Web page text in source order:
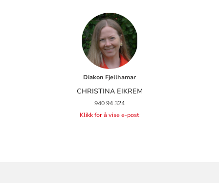
Diakon Fjellhamar
CHRISTINA EIKREM
940 94 324
Klikk for å vise e-post